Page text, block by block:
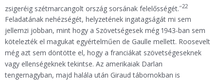
zsigeréig szétmarcangolt ország sorsának felelősségét.˝22
Feladatának nehézségét, helyzetének ingatagságát mi sem
jellemzi jobban, mint hogy a Szövetségesek még 1943-ban sem
kötelezték el magukat egyértelműen de Gaulle mellett. Roosevelt
még azt sem döntötte el, hogy a franciákat szövetségeseknek
vagy ellenségeknek tekintse. Az amerikaiak Darlan
tengernagyban, majd halála után Giraud tábornokban is